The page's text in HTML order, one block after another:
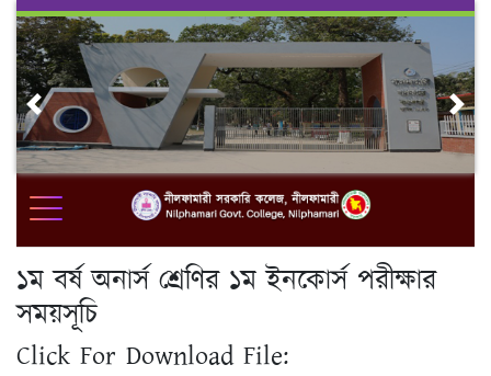
Skip
content
Previous
১ম বর্ষ অনার্স শ্রেণির ১ম ইনকোর্স পরীক্ষার
সময়সূচি
Click For Download File: